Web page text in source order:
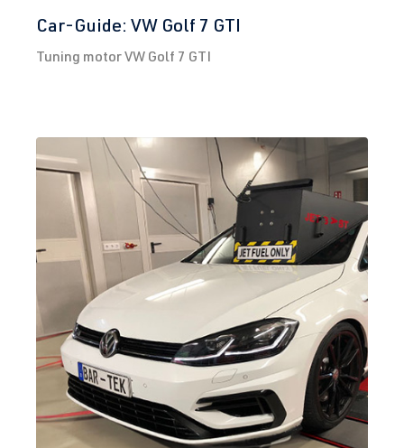
Car-Guide: VW Golf 7 GTI
Tuning motor VW Golf 7 GTI